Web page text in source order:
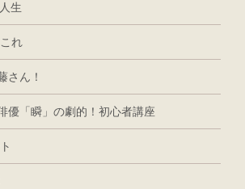
生
れ
さん！
優「瞬」の劇的！初心者講座